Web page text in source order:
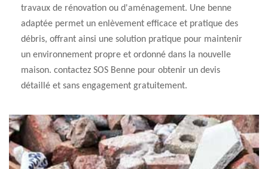
travaux de rénovation ou d'aménagement. Une benne
adaptée permet un enlèvement efficace et pratique des
débris, offrant ainsi une solution pratique pour maintenir
un environnement propre et ordonné dans la nouvelle
maison. contactez SOS Benne pour obtenir un devis
détaillé et sans engagement gratuitement.